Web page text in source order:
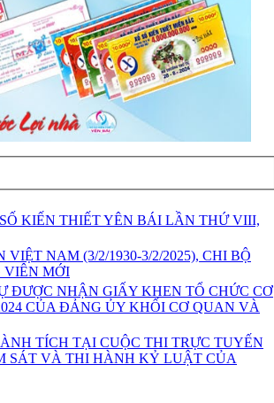
KIẾN THIẾT YÊN BÁI LẦN THỨ VIII,
NAM (3/2/1930-3/2/2025), CHI BỘ
VIÊN MỚI
ĐƯỢC NHẬN GIẤY KHEN TỔ CHỨC CƠ
CỦA ĐẢNG ỦY KHỐI CƠ QUAN VÀ
TÍCH TẠI CUỘC THI TRỰC TUYẾN
SÁT VÀ THI HÀNH KỶ LUẬT CỦA